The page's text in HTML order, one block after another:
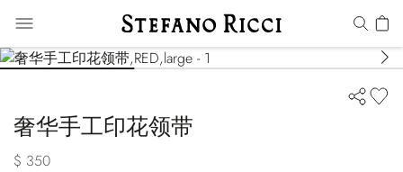
奢华手工印花领带
$ 350